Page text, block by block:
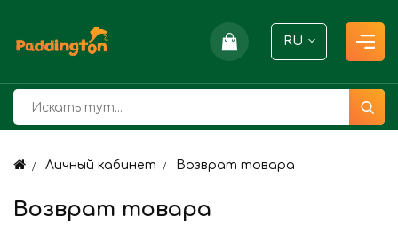
RU
Личный кабинет Возврат товара
Возврат товара